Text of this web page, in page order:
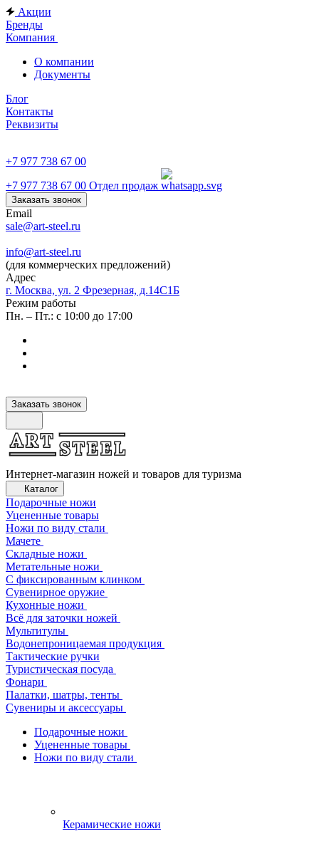
Акции
Бренды
Компания
О компании
Документы
Блог
Контакты
Реквизиты
+7 977 738 67 00
+7 977 738 67 00 Отдел продаж
Заказать звонок
Email
sale@art-steel.ru
info@art-steel.ru
(для коммерческих предложений)
Адрес
г. Москва, ул. 2 Фрезерная, д.14С1Б
Режим работы
Пн. – Пт.: с 10:00 до 17:00
Заказать звонок
Интернет-магазин ножей и товаров для туризма
Каталог
Подарочные ножи
Уцененные товары
Ножи по виду стали
Мачете
Складные ножи
Метательные ножи
С фиксированным клинком
Сувенирное оружие
Кухонные ножи
Всё для заточки ножей
Мультитулы
Водонепроницаемая продукция
Тактические ручки
Туристическая посуда
Фонари
Палатки, шатры, тенты
Сувениры и аксессуары
Подарочные ножи
Уцененные товары
Ножи по виду стали
Керамические ножи